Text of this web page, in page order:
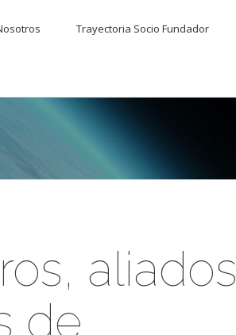
Trayectoria Socio Fundador
aliados
de